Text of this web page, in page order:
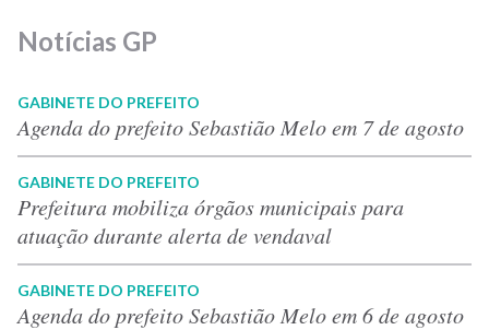
Notícias GP
GABINETE DO PREFEITO
Agenda do prefeito Sebastião Melo em 7 de agosto
GABINETE DO PREFEITO
Prefeitura mobiliza órgãos municipais para
atuação durante alerta de vendaval
GABINETE DO PREFEITO
Agenda do prefeito Sebastião Melo em 6 de agosto